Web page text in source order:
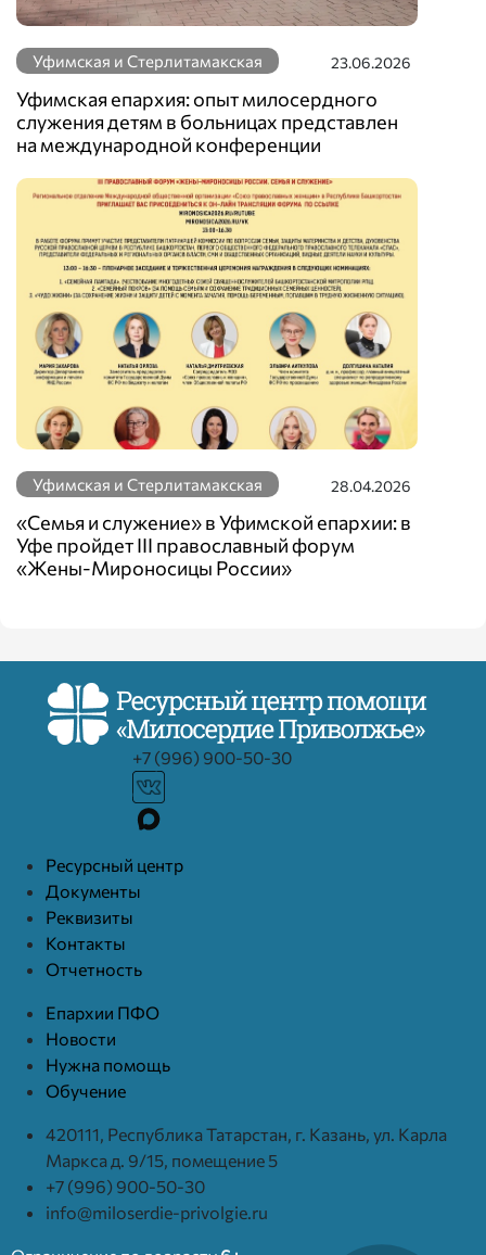
Уфимская и Стерлитамакская 23.06.2026
Уфимская епархия: опыт милосердного
служения детям в больницах представлен
на международной конференции
Уфимская и Стерлитамакская 28.04.2026
«Семья и служение» в Уфимской епархии: в
Уфе пройдет III православный форум
«Жены-Мироносицы России»
+7 (996) 900-50-30
Ресурcный центр
Документы
Реквизиты
Контакты
Отчетность
Епархии ПФО
Новости
Нужна помощь
Обучение
420111, Республика Татарстан, г. Казань, ул. Карла
Маркса д. 9/15, помещение 5
+7 (996) 900-50-30
info@miloserdie-privolgie.ru